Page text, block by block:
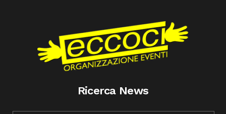
Ricerca News